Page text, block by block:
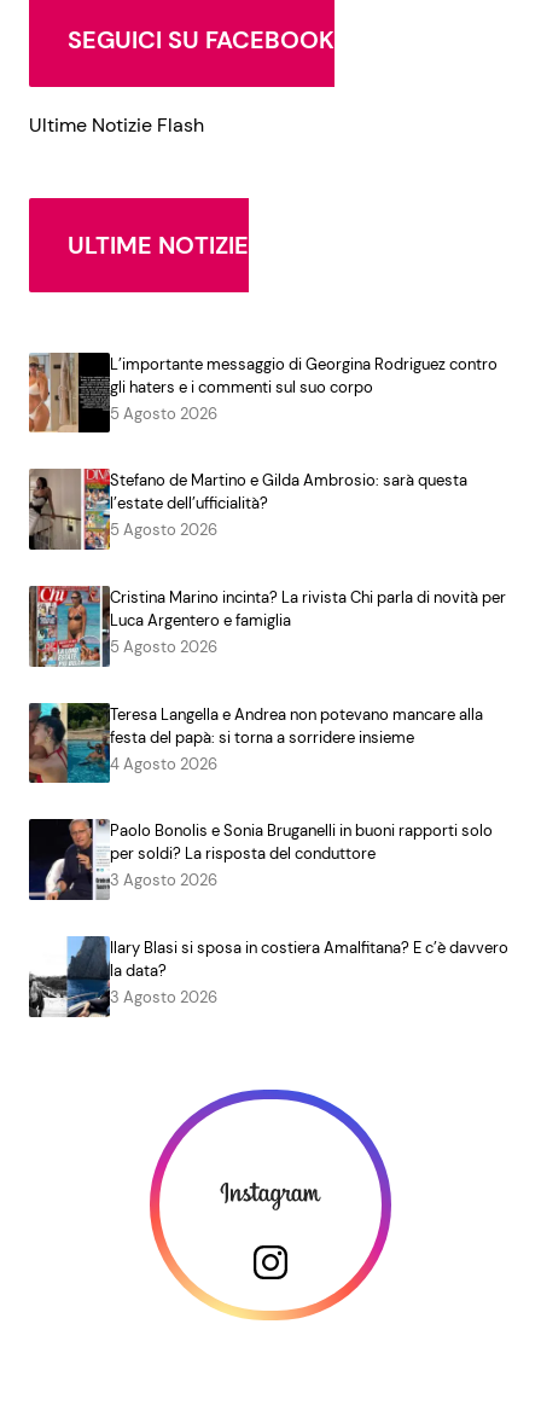
SEGUICI SU FACEBOOK
Ultime Notizie Flash
ULTIME NOTIZIE
L’importante messaggio di Georgina Rodriguez contro
gli haters e i commenti sul suo corpo
5 Agosto 2026
Stefano de Martino e Gilda Ambrosio: sarà questa
l’estate dell’ufficialità?
5 Agosto 2026
Cristina Marino incinta? La rivista Chi parla di novità per
Luca Argentero e famiglia
5 Agosto 2026
Teresa Langella e Andrea non potevano mancare alla
festa del papà: si torna a sorridere insieme
4 Agosto 2026
Paolo Bonolis e Sonia Bruganelli in buoni rapporti solo
per soldi? La risposta del conduttore
3 Agosto 2026
Ilary Blasi si sposa in costiera Amalfitana? E c’è davvero
la data?
3 Agosto 2026